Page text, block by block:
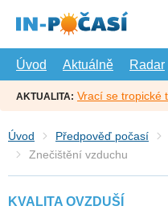
hlavní
Úvod
Aktuálně Radar
AKTUALITA: Vrací se tropické
Úvod Předpověď počasí
Znečištění vzduchu
KVALITA OVZDUŠÍ